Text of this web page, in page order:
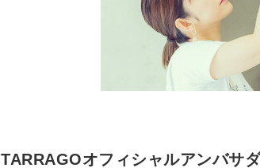
TARRAGOオフィシャルアンバサ